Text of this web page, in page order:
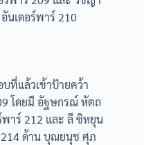
นเดอร์พาร์ 210
ที่แล้วเข้าป้ายคว้า
โดยมี อัฐษกรณ์ หัตถ
าร์ 212 และ ลี ซิหยุน
214 ด้าน บุณยนุช ศุภ